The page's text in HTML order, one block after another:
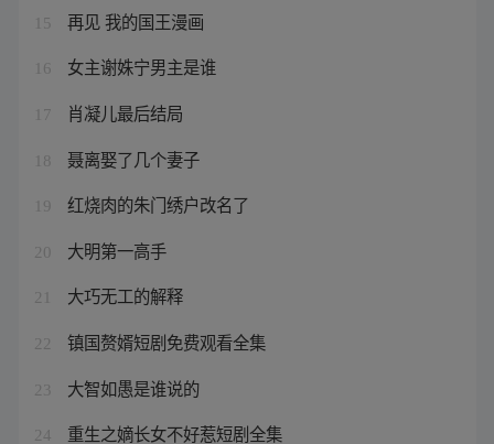
15 再见 我的国王漫画
16 女主谢姝宁男主是谁
17 肖凝儿最后结局
18 聂离娶了几个妻子
19 红烧肉的朱门绣户改名了
20 大明第一高手
21 大巧无工的解释
22 镇国赘婿短剧免费观看全集
23 大智如愚是谁说的
24 重生之嫡长女不好惹短剧全集